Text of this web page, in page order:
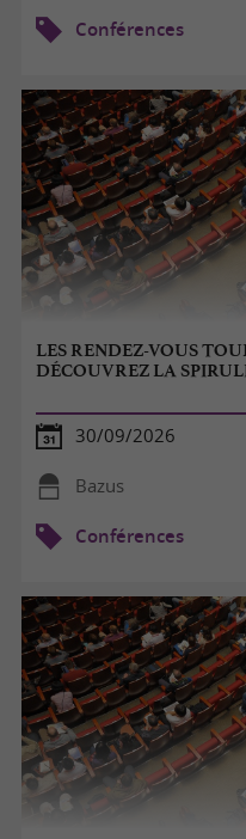
Conférences
LES RENDEZ-VOUS
DÉCOUVREZ LA
30/09/2026
Bazus
Conférences